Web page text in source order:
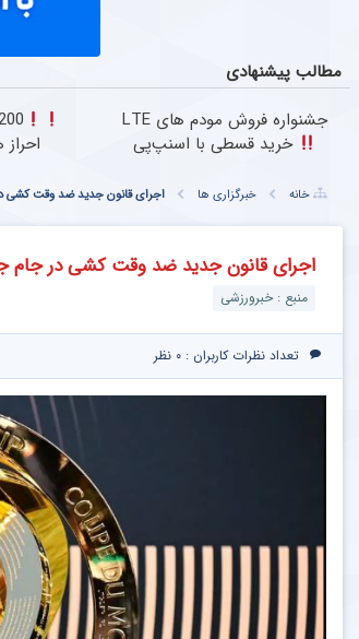
مطالب پیشنهادی
جشنواره فروش مودم های LTE
خرید قسطی با اسنپ‌پی
200 میلیون
خانه خبرگزاری ها اجرای قانون جدید ضد وقت کشی
اجرای قانون جدید ضد وقت کشی در جام
منبع : خبرورزشی
تعداد نظرات کاربران : ۰ نظر